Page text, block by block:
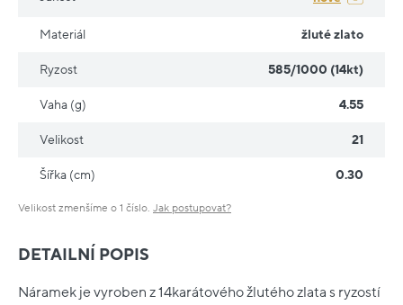
DETAILNÍ POPIS
Náramek je vyroben z 14karátového žlutého zlata s ryzostí
Materiál žluté zlato
Ryzost 585/1000 (14kt)
Vaha (g) 4.55
Velikost 21
Šířka (cm) 0.30
Velikost zmenšíme o 1 číslo. Jak postupovat?